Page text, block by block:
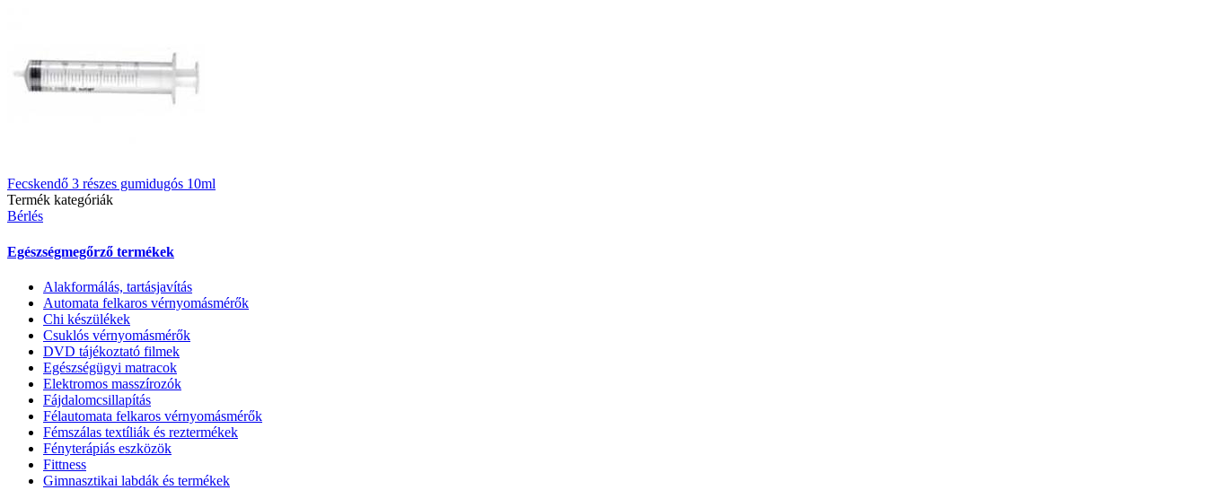
Fecskendő 3 részes gumidugós 10ml
Termék kategóriák
Bérlés
Egészségmegőrző termékek
Alakformálás, tartásjavítás
Automata felkaros vérnyomásmérők
Chi készülékek
Csuklós vérnyomásmérők
DVD tájékoztató filmek
Egészségügyi matracok
Elektromos masszírozók
Fájdalomcsillapítás
Félautomata felkaros vérnyomásmérők
Fémszálas textíliák és reztermékek
Fényterápiás eszközök
Fittness
Gimnasztikai labdák és termékek